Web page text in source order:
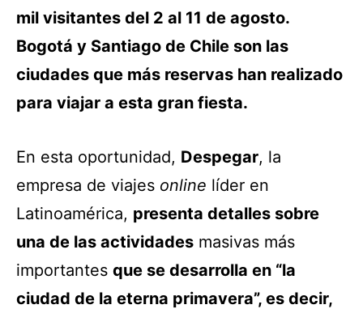
mil visitantes del 2 al 11 de agosto.
Bogotá y Santiago de Chile son las
ciudades que más reservas han realizado
para viajar a esta gran fiesta.
En esta oportunidad, Despegar, la
empresa de viajes online líder en
Latinoamérica, presenta detalles sobre
una de las actividades masivas más
importantes que se desarrolla en “la
ciudad de la eterna primavera”, es decir,